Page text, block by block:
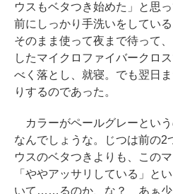
ウスもベタつき始めた」と思
前にしっかり手洗いをしてい
そのまま使って夜まで待って
したマイクロファイバークロ
べく落とし、就寝。でも翌日
りするのであった。
カラーがペールグレーとい
なんでしょうな。じつは前の2
ウスのベタつきよりも、この
「ややアッサリしている」と
いて……るのか、な？ あぁ少